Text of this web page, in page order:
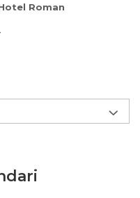
Roman